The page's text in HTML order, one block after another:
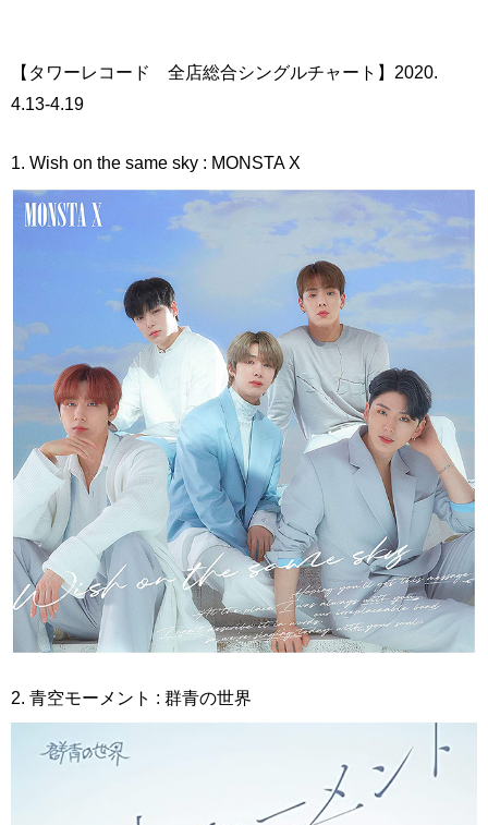
【タワーレコード 全店総合シングルチャート】2020.
4.13-4.19
1. Wish on the same sky : MONSTA X
2. 青空モーメント : 群青の世界